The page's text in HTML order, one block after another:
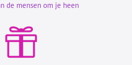
de mensen om je heen